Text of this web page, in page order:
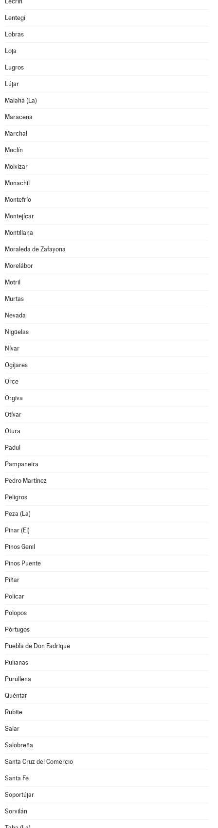
Lentegí
Lobras
Loja
Lugros
Lújar
Malahá (La)
Maracena
Marchal
Moclín
Molvízar
Monachil
Montefrío
Montejícar
Montillana
Moraleda de Zafayona
Morelábor
Motril
Murtas
Nevada
Nigüelas
Nívar
Ogíjares
Orce
Orgiva
Otívar
Otura
Padul
Pampaneira
Pedro Martínez
Peligros
Peza (La)
Pinar (El)
Pinos Genil
Pinos Puente
Píñar
Polícar
Polopos
Pórtugos
Puebla de Don Fadrique
Pulianas
Purullena
Quéntar
Rubite
Salar
Salobreña
Santa Cruz del Comercio
Santa Fe
Soportújar
Sorvilán